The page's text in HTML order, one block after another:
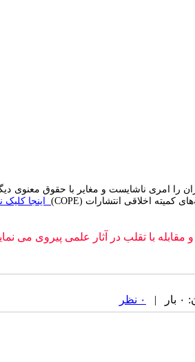
را امری ناشایست و مغایر با حقوق
کمیته اخلاقی انتشارات (COPE) اینجا کلیک
| ۰ نظر